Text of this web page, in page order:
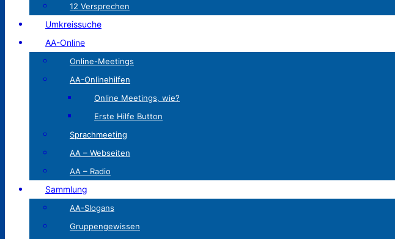
12 Versprechen
Umkreissuche
AA-Online
Online-Meetings
AA-Onlinehilfen
Online Meetings, wie?
Erste Hilfe Button
Sprachmeeting
AA – Webseiten
AA – Radio
Sammlung
AA-Slogans
Gruppengewissen